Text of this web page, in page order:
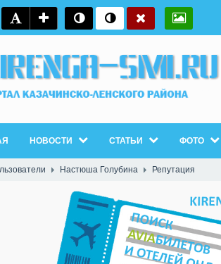
НОВОСТИ СТАТЬИ ФОТО
Настюша Голубина Репутация